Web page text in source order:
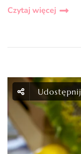
Czytaj więcej
Udostępnij